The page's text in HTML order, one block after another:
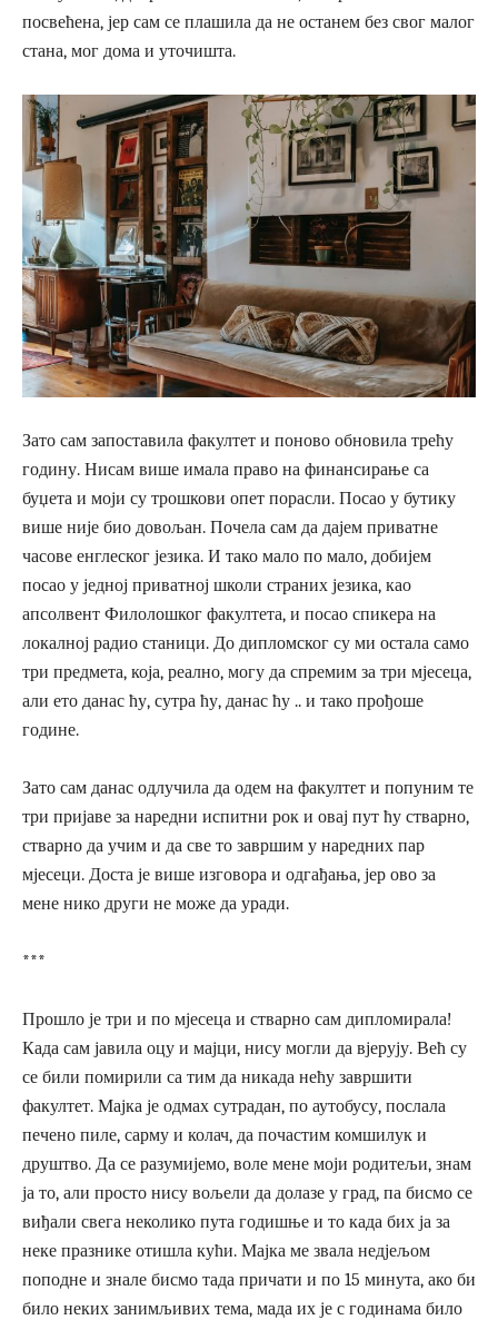
посвећена, јер сам се плашила да не останем без свог малог
стана, мог дома и уточишта.
Зато сам запоставила факултет и поново обновила трећу
годину. Нисам више имала право на финансирање са
буџета и моји су трошкови опет порасли. Посао у бутику
више није био довољан. Почела сам да дајем приватне
часове енглеског језика. И тако мало по мало, добијем
посао у једној приватној школи страних језика, као
апсолвент Филолошког факултета, и посао спикера на
локалној радио станици. До дипломског су ми остала само
три предмета, која, реално, могу да спремим за три мјесеца,
али ето данас ћу, сутра ћу, данас ћу .. и тако прођоше
године.
Зато сам данас одлучила да одем на факултет и попуним те
три пријаве за наредни испитни рок и овај пут ћу стварно,
стварно да учим и да све то завршим у наредних пар
мјесеци. Доста је више изговора и одгађања, јер ово за
мене нико други не може да уради.
***
Прошло је три и по мјесеца и стварно сам дипломирала!
Када сам јавила оцу и мајци, нису могли да вјерују. Већ су
се били помирили са тим да никада нећу завршити
факултет. Мајка је одмах сутрадан, по аутобусу, послала
печено пиле, сарму и колач, да почастим комшилук и
друштво. Да се разумијемо, воле мене моји родитељи, знам
ја то, али просто нису вољели да долазе у град, па бисмо се
виђали свега неколико пута годишње и то када бих ја за
неке празнике отишла кући. Мајка ме звала недјељом
поподне и знале бисмо тада причати и по 15 минута, ако би
било неких занимљивих тема, мада их је с годинама било